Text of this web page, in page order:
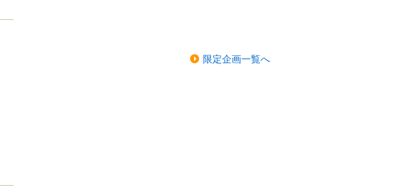
限定企画一覧へ